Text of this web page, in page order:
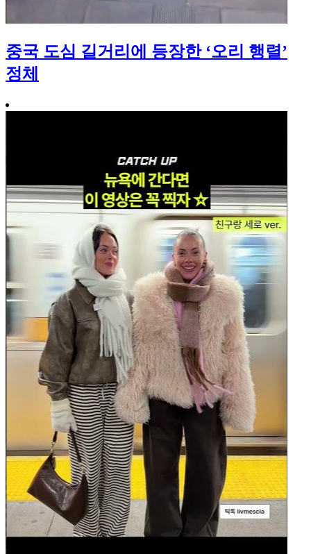
중국 도심 길거리에 등장한 ‘오리 행렬’
정체